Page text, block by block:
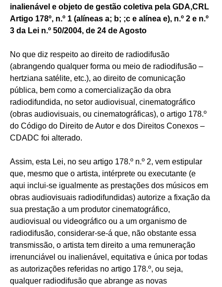
inalienável e objeto de gestão coletiva pela GDA,CRL
Artigo 178º, n.º 1 (alíneas a; b; ;c e alínea e), n.º 2 e n.º
3 da Lei n.º 50/2004, de 24 de Agosto
No que diz respeito ao direito de radiodifusão
(abrangendo qualquer forma ou meio de radiodifusão –
hertziana satélite, etc.), ao direito de comunicação
pública, bem como a comercialização da obra
radiodifundida, no setor audiovisual, cinematográfico
(obras audiovisuais, ou cinematográficas), o artigo 178.º
do Código do Direito de Autor e dos Direitos Conexos –
CDADC foi alterado.
Assim, esta Lei, no seu artigo 178.º n.º 2, vem estipular
que, mesmo que o artista, intérprete ou executante (e
aqui inclui-se igualmente as prestações dos músicos em
obras audiovisuais radiodifundidas) autorize a fixação da
sua prestação a um produtor cinematográfico,
audiovisual ou videográfico ou a um organismo de
radiodifusão, considerar-se-á que, não obstante essa
transmissão, o artista tem direito a uma remuneração
irrenunciável ou inalienável, equitativa e única por todas
as autorizações referidas no artigo 178.º, ou seja,
qualquer radiodifusão que abrange as novas